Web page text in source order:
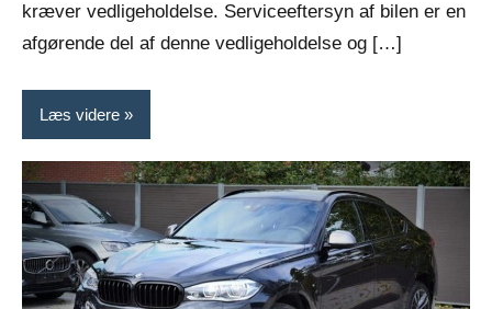
kræver vedligeholdelse. Serviceeftersyn af bilen er en
afgørende del af denne vedligeholdelse og […]
Læs videre